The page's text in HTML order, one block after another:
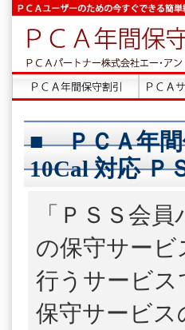
■ ＰＣＡ年間
10Cal 対応 Ｐ
「ＰＳＳ会
の保守サービ
行うサービス
保守サービス